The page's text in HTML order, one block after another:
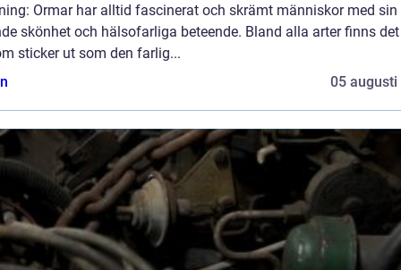
Ormar har alltid fascinerat och skrämt människor med sin
skönhet och hälsofarliga beteende. Bland alla arter finns
sticker ut som den farlig...
05 augusti